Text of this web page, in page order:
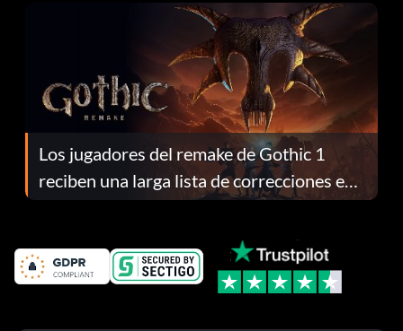
Los jugadores del remake de Gothic 1
reciben una larga lista de correcciones en
el parche 1.0.4